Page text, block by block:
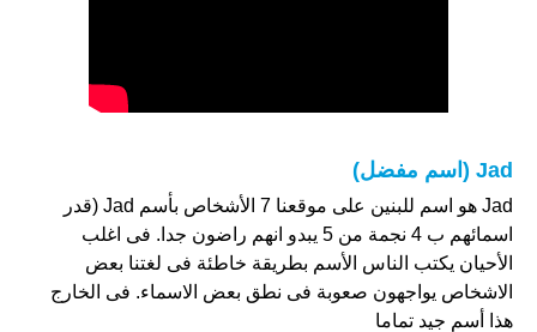
Jad (اسم مفضل)
Jad هو اسم للبنين على موقعنا 7 الأشخاص بأسم Jad (قدر
اسمائهم ب 4 نجمة من 5 يبدو انهم راضون جدا. فى اغلب
الأحيان يكتب الناس الأسم بطريقة خاطئة فى لغتنا بعض
الاشخاص يواجهون صعوبة فى نطق بعض الاسماء. فى الخارج
هذا أسم جيد تماما